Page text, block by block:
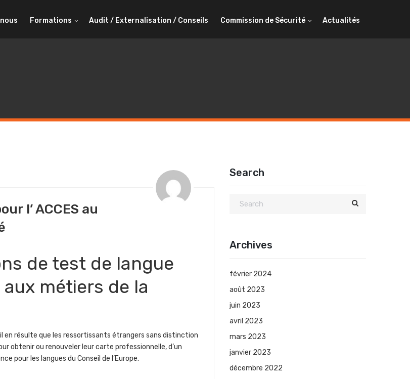
Formations Audit / Externalisation / Conseils Commission de Sécurité Actualités
l’ ACCES au
de test de langue
métiers de la
il en résulte que les ressortissants étrangers sans distinction
obtenir ou renouveler leur carte professionnelle, d’un
pour les langues du Conseil de l’Europe.
Search
Archives
février 2024
août 2023
juin 2023
avril 2023
mars 2023
janvier 2023
décembre 2022